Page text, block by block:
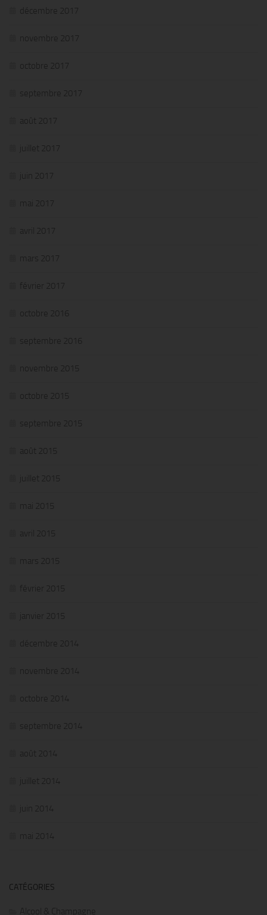
décembre 2017
novembre 2017
octobre 2017
septembre 2017
août 2017
juillet 2017
juin 2017
mai 2017
avril 2017
mars 2017
février 2017
octobre 2016
septembre 2016
novembre 2015
octobre 2015
septembre 2015
août 2015
juillet 2015
mai 2015
avril 2015
mars 2015
février 2015
janvier 2015
décembre 2014
novembre 2014
octobre 2014
septembre 2014
août 2014
juillet 2014
juin 2014
mai 2014
CATÉGORIES
Alcool & Champagne